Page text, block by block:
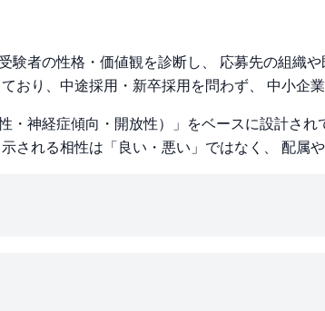
験者の性格・価値観を診断し、 応募先の組織
おり、中途採用・新卒採用を問わず、 中小企
神経症傾向・開放性）」をベースに設計さ
される相性は「良い・悪い」ではなく、 配属